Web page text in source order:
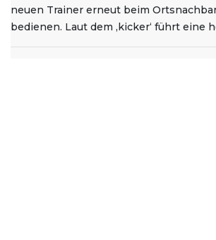
neuen Trainer erneut beim
bedienen. Laut dem ‚kicker‘ führt eine